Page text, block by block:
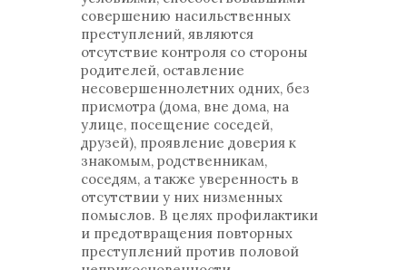
совершению насильственных
преступлений, являются
отсутствие контроля со стороны
родителей, оставление
несовершеннолетних одних, без
присмотра (дома, вне дома, на
улице, посещение соседей,
друзей), проявление доверия к
знакомым, родственникам,
соседям, а также уверенность в
отсутствии у них низменных
помыслов. В целях профилактики
и предотвращения повторных
преступлений против половой